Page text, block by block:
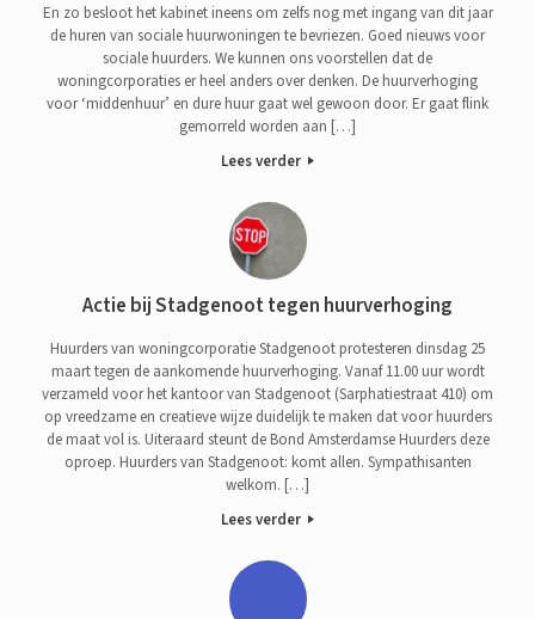
En zo besloot het kabinet ineens om zelfs nog met ingang van dit jaar
de huren van sociale huurwoningen te bevriezen. Goed nieuws voor
sociale huurders. We kunnen ons voorstellen dat de
woningcorporaties er heel anders over denken. De huurverhoging
voor ‘middenhuur’ en dure huur gaat wel gewoon door. Er gaat flink
gemorreld worden aan […]
Lees verder
Actie bij Stadgenoot tegen huurverhoging
Huurders van woningcorporatie Stadgenoot protesteren dinsdag 25
maart tegen de aankomende huurverhoging. Vanaf 11.00 uur wordt
verzameld voor het kantoor van Stadgenoot (Sarphatiestraat 410) om
op vreedzame en creatieve wijze duidelijk te maken dat voor huurders
de maat vol is. Uiteraard steunt de Bond Amsterdamse Huurders deze
oproep. Huurders van Stadgenoot: komt allen. Sympathisanten
welkom. […]
Lees verder